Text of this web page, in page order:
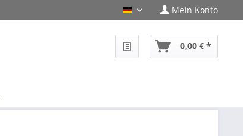
PHF-Shop Deutsch
Mein Konto
0,00 € *